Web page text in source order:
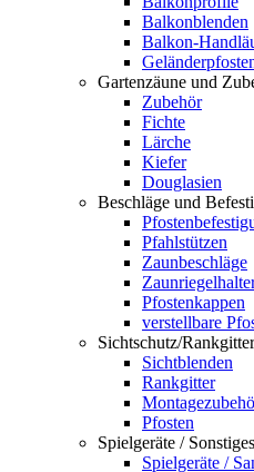
Balkonblenden
Balkon-
Gartenzäune und
Zubehör
Fichte
Lärche
Kiefer
Douglasien
Beschläge und
Pfahlstützen
Zaunbeschläge
Pfostenkappen
verstellbare
Sichtschutz/Rankgitter
Sichtblenden
Rankgitter
Pfosten
Spielgeräte /
Spielgeräte /